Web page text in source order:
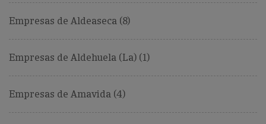
Empresas de Aldeaseca (8)
Empresas de Aldehuela (La) (1)
Empresas de Amavida (4)